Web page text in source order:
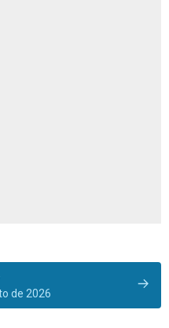
de 2026